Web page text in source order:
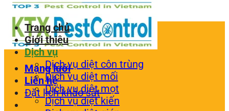
Mạng lưới
Liên hệ
Đặt lịch khảo sát
Trang chủ
Giới thiệu
Dịch vụ
Dịch vụ diệt côn trùng
Dịch vụ diệt mối
Dịch vụ diệt mọt
Dịch vụ diệt kiến